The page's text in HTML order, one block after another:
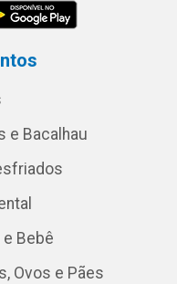
e Bacalhau
e Bebê
Ovos e Pães